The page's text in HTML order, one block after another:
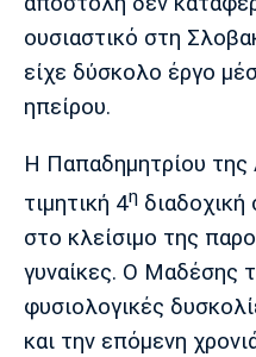
Μπορούσια
Ντόρτμουντ
ουσιαστικό στη
είχε δύσκολο έργο
ηπείρου.
Η Παπαδημητρίου
τιμητική 4η
στο κλείσιμο της
γυναίκες. Ο Μαδέσης
φυσιολογικές
και την επόμενη